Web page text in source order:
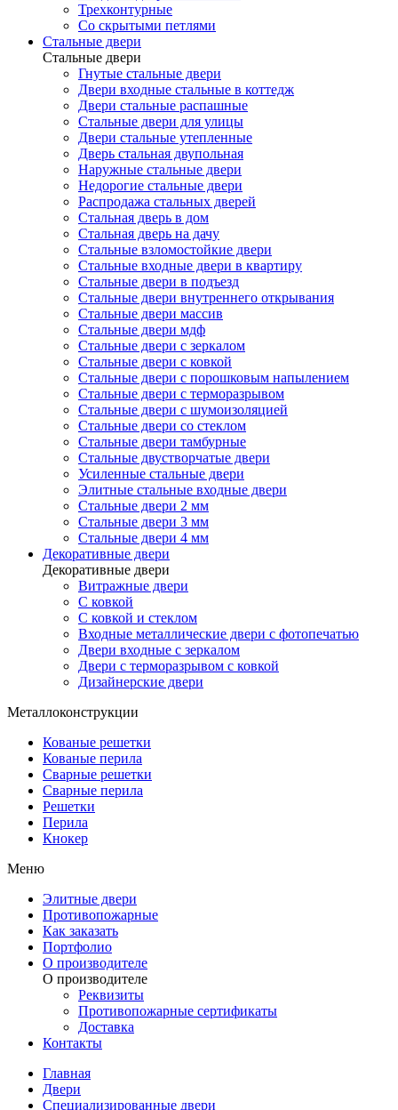
Трехконтурные
Со скрытыми петлями
Стальные двери
Стальные двери
Гнутые стальные двери
Двери входные стальные в коттедж
Двери стальные распашные
Стальные двери для улицы
Двери стальные утепленные
Дверь стальная двупольная
Наружные стальные двери
Недорогие стальные двери
Распродажа стальных дверей
Стальная дверь в дом
Стальная дверь на дачу
Стальные взломостойкие двери
Стальные входные двери в квартиру
Стальные двери в подъезд
Стальные двери внутреннего открывания
Стальные двери массив
Стальные двери мдф
Стальные двери с зеркалом
Стальные двери с ковкой
Стальные двери с порошковым напылением
Стальные двери с терморазрывом
Стальные двери с шумоизоляцией
Стальные двери со стеклом
Стальные двери тамбурные
Стальные двустворчатые двери
Усиленные стальные двери
Элитные стальные входные двери
Стальные двери 2 мм
Стальные двери 3 мм
Стальные двери 4 мм
Декоративные двери
Декоративные двери
Витражные двери
С ковкой
С ковкой и стеклом
Входные металлические двери с фотопечатью
Двери входные с зеркалом
Двери с терморазрывом с ковкой
Дизайнерские двери
Металлоконструкции
Кованые решетки
Кованые перила
Сварные решетки
Сварные перила
Решетки
Перила
Кнокер
Меню
Элитные двери
Противопожарные
Как заказать
Портфолио
О производителе
О производителе
Реквизиты
Противопожарные сертификаты
Доставка
Контакты
Главная
Двери
Специализированные двери